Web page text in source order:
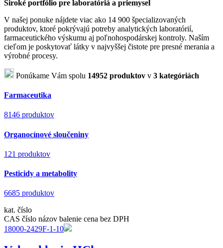
Široké portfólio pre laboratóriá a priemysel
V našej ponuke nájdete viac ako 14 900 špecializovaných
produktov, ktoré pokrývajú potreby analytických laboratórií,
farmaceutického výskumu aj poľnohospodárskej kontroly. Naším
cieľom je poskytovať látky v najvyššej čistote pre presné merania a
výrobné procesy.
Ponúkame Vám spolu 14952 produktov v 3 kategóriách
Farmaceutika
8146 produktov
Organocínové sloučeniny
121 produktov
Pesticidy a metabolity
6685 produktov
kat. číslo
CAS číslo názov balenie cena bez DPH
18000-2429F-1-10